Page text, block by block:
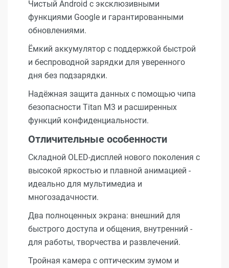
Чистый Android с эксклюзивными
функциями Google и гарантированными
обновлениями.
Ёмкий аккумулятор с поддержкой быстрой
и беспроводной зарядки для уверенного
дня без подзарядки.
Надёжная защита данных с помощью чипа
безопасности Titan M3 и расширенных
функций конфиденциальности.
Отличительные особенности
Складной OLED-дисплей нового поколения с
высокой яркостью и плавной анимацией -
идеально для мультимедиа и
многозадачности.
Два полноценных экрана: внешний для
быстрого доступа и общения, внутренний -
для работы, творчества и развлечений.
Тройная камера с оптическим зумом и